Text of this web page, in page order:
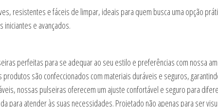
resistentes e fáceis de limpar, ideais para quem busca uma opção
e avançados.
perfeitas para se adequar ao seu estilo e preferências com nossa
são confeccionados com materiais duráveis e seguros,
nossas pulseiras oferecem um ajuste confortável e seguro para
para atender às suas necessidades. Projetado não apenas para ser